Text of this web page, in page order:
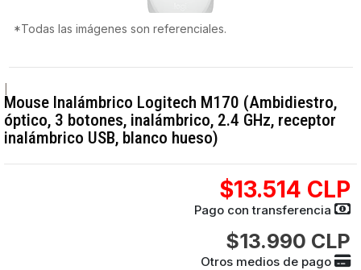
*Todas las imágenes son referenciales.
Mouse Inalámbrico Logitech M170 (Ambidiestro,
óptico, 3 botones, inalámbrico, 2.4 GHz, receptor
inalámbrico USB, blanco hueso)
$13.514 CLP
Pago con transferencia
$13.990 CLP
Otros medios de pago